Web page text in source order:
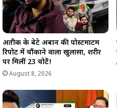
अतीक के बेटे अबान की पोस्टमार्टम
रिपोर्ट में चौंकाने वाला खुलासा, शरीर
पर मिलीं 23 चोटें!
August 8, 2026